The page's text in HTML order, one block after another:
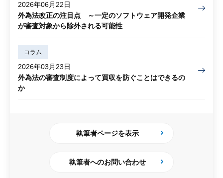
2026年06月22日
外為法改正の注目点 ～一定のソフトウェア開発企業
が審査対象から除外される可能性
コラム
2026年03月23日
外為法の審査制度によって買収を防ぐことはできるの
か
執筆者ページを表示
執筆者へのお問い合わせ